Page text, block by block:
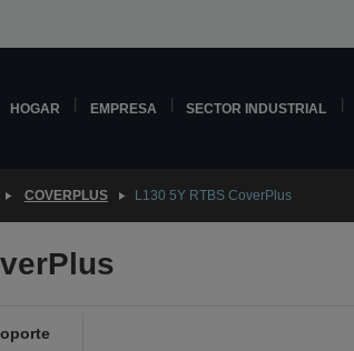
HOGAR EMPRESA SECTOR INDUSTRIAL
COVERPLUS L130 5Y RTBS CoverPlus